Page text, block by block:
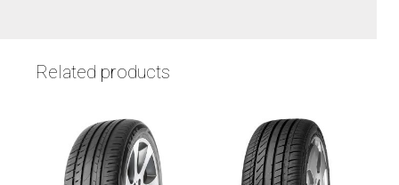
Related products